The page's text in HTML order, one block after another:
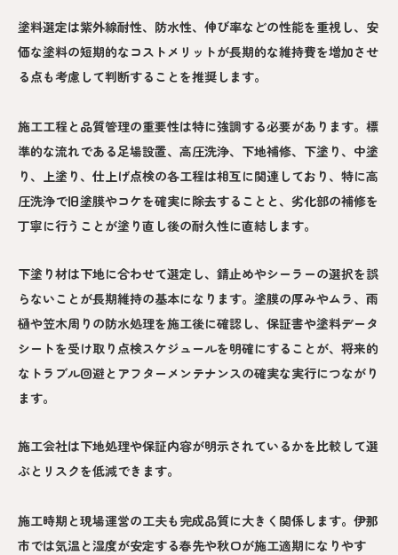
塗料選定は紫外線耐性、防水性、伸び率などの性能を重視し、安
価な塗料の短期的なコストメリットが長期的な維持費を増加させ
る点も考慮して判断することを推奨します。
施工工程と品質管理の重要性は特に強調する必要があります。標
準的な流れである足場設置、高圧洗浄、下地補修、下塗り、中塗
り、上塗り、仕上げ点検の各工程は相互に関連しており、特に高
圧洗浄で旧塗膜やコケを確実に除去することと、劣化部の補修を
丁寧に行うことが塗り直し後の耐久性に直結します。
下塗り材は下地に合わせて選定し、錆止めやシーラーの選択を誤
らないことが長期維持の基本になります。塗膜の厚みやムラ、雨
樋や笠木周りの防水処理を施工後に確認し、保証書や塗料データ
シートを受け取り点検スケジュールを明確にすることが、将来的
なトラブル回避とアフターメンテナンスの確実な実行につながり
ます。
施工会社は下地処理や保証内容が明示されているかを比較して選
ぶとリスクを低減できます。
施工時期と現場運営の工夫も完成品質に大きく関係します。伊那
市では気温と湿度が安定する春先や秋口が施工適期になりやす